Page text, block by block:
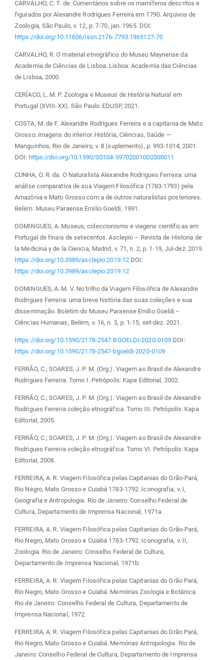
CARVALHO, C. T. de. Comentários sobre os mamíferos descritos e
figurados por Alexandre Rodrigues Ferreira em 1790. Arquivos de
Zoologia, São Paulo, v. 12, p. 7-70, jan. 1965. DOI:
https://doi.org/10.11606/issn.2176-7793.1965127-70
CARVALHO, R. O material etnográfico do Museu Maynense da
Academia de Ciências de Lisboa. Lisboa: Academia das Ciências
de Lisboa, 2000.
CERÍACO, L. M. P. Zoologia e Museus de História Natural em
Portugal (XVIII-XX). São Paulo: EDUSP, 2021.
COSTA, M. de F. Alexandre Rodrigues Ferreira e a capitania de Mato
Grosso: imagens do interior. História, Ciências, Saúde —
Manguinhos, Rio de Janeiro, v. 8 (suplemento), p. 993-1014, 2001.
DOI: https://doi.org/10.1590/S0104-59702001000500011
CUNHA, O. R. da. O Naturalista Alexandre Rodrigues Ferreira: uma
análise comparativa de sua Viagem Filosófica (1783-1793) pela
Amazônia e Mato Grosso com a de outros naturalistas posteriores.
Belém: Museu Paraense Emílio Goeldi, 1991.
DOMINGUES, A. Museus, coleccionismo e viagens científicas em
Portugal de finais de setecentos. Asclepio – Revista de Historia de
la Medicina y de la Ciencia, Madrid, v. 71, n. 2, p. 1-19, Jul-dez. 2019.
https://doi.org/10.3989/asclepio.2019.12 DOI:
https://doi.org/10.3989/asclepio.2019.12
DOMINGUES, A. M. V. No trilho da Viagem Filosófica de Alexandre
Rodrigues Ferreira: uma breve história das suas coleções e sua
disseminação. Boletim do Museu Paraense Emílio Goeldi –
Ciências Humanas, Belém, v. 16, n. 3, p. 1-15, set-dez. 2021.
https://doi.org/10.1590/2178-2547-BGOELDI-2020-0109 DOI:
https://doi.org/10.1590/2178-2547-bgoeldi-2020-0109
FERRÃO, C.; SOARES, J. P. M. (Org.). Viagem ao Brasil de Alexandre
Rodrigues Ferreira. Tomo I. Petrópolis: Kapa Editorial, 2002.
FERRÃO, C.; SOARES, J. P. M. (Org.). Viagem ao Brasil de Alexandre
Rodrigues Ferreira coleção etnográfica. Tomo III. Petrópolis: Kapa
Editorial, 2005.
FERRÃO, C.; SOARES, J. P. M. (Org.). Viagem ao Brasil de Alexandre
Rodrigues Ferreira coleção etnográfica. Tomo VI. Petrópolis: Kapa
Editorial, 2008.
FERREIRA, A. R. Viagem Filosófica pelas Capitanias do Grão-Pará,
Rio Negro, Mato Grosso e Cuiabá 1783-1792. Iconografia, v. I,
Geografia e Antropologia. Rio de Janeiro: Conselho Federal de
Cultura, Departamento de Imprensa Nacional, 1971a.
FERREIRA, A. R. Viagem Filosófica pelas Capitanias do Grão-Pará,
Rio Negro, Mato Grosso e Cuiabá 1783-1792. Iconografia, v. II,
Zoologia. Rio de Janeiro: Conselho Federal de Cultura,
Departamento de Imprensa Nacional, 1971b.
FERREIRA, A. R. Viagem Filosófica pelas Capitanias do Grão Pará,
Rio Negro, Mato Grosso e Cuiabá. Memórias Zoologia e Botânica.
Rio de Janeiro: Conselho Federal de Cultura, Departamento de
Imprensa Nacional, 1972.
FERREIRA, A. R. Viagem Filosófica pelas Capitanias do Grão Pará,
Rio Negro, Mato Grosso e Cuiabá. Memórias Antropologia. Rio de
Janeiro: Conselho Federal de Cultura, Departamento de Imprensa